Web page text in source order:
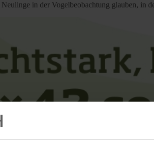
in der Vogelbeobachtung glauben, in